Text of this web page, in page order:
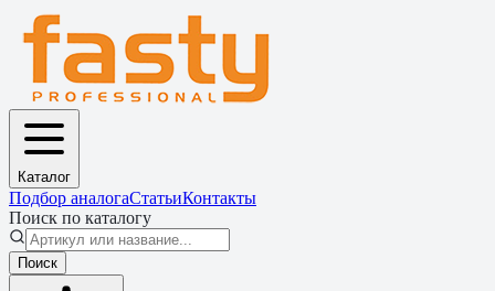
Каталог
Подбор аналогаСтатьиКонтакты
Поиск по каталогу
Поиск